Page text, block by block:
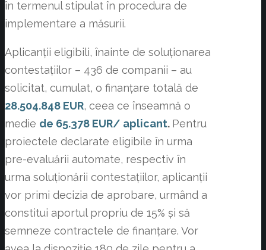
în termenul stipulat în procedura de
implementare a măsurii.
Aplicanții eligibili, înainte de soluționarea
contestațiilor – 436 de companii – au
solicitat, cumulat, o finanțare totală de
28.504.848 EUR, ceea ce înseamnă o
medie de 65.378 EUR/ aplicant. Pentru
proiectele declarate eligibile în urma
pre-evaluării automate, respectiv în
urma soluționării contestațiilor, aplicanții
vor primi decizia de aprobare, urmând a
constitui aportul propriu de 15% și să
semneze contractele de finanțare. Vor